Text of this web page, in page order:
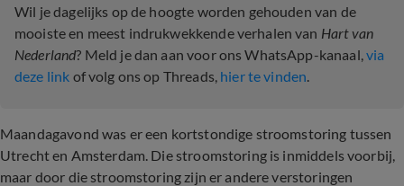
Wil je dagelijks op de hoogte worden gehouden van de
mooiste en meest indrukwekkende verhalen van Hart van
Nederland? Meld je dan aan voor ons WhatsApp-kanaal,via
deze link of volg ons op Threads, hier te vinden.
Maandagavond was er een kortstondige stroomstoring tussen
Utrecht en Amsterdam. Die stroomstoring is inmiddels voorbij,
maar door die stroomstoring zijn er andere verstoringen